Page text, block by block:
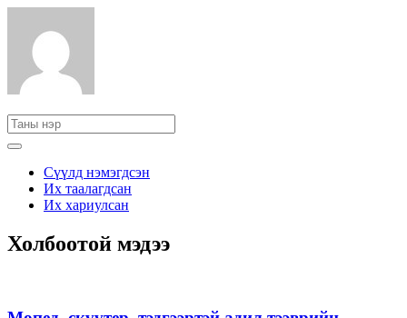
Сүүлд нэмэгдсэн
Их таалагдсан
Их хариулсан
Холбоотой мэдээ